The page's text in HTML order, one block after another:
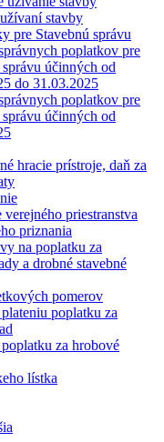
stavby
pre Stavebnú správu
poplatkov pre
správu účinných od
do 31.03.2025
poplatkov pre
správu účinných od
hracie prístroje, daň za
priestranstva
priznania
na poplatku za
a drobné stavebné
pomerov
poplatku za
za hrobové
lístka